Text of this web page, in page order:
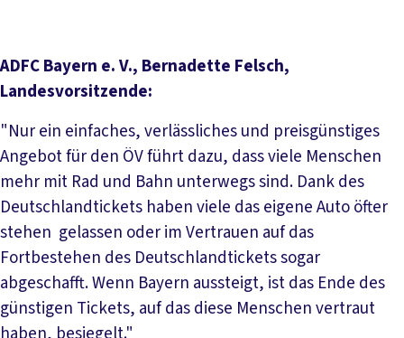
ADFC Bayern e. V., Bernadette Felsch,
Landesvorsitzende:
"Nur ein einfaches, verlässliches und preisgünstiges
Angebot für den ÖV führt dazu, dass viele Menschen
mehr mit Rad und Bahn unterwegs sind. Dank des
Deutschlandtickets haben viele das eigene Auto öfter
stehen gelassen oder im Vertrauen auf das
Fortbestehen des Deutschlandtickets sogar
abgeschafft. Wenn Bayern aussteigt, ist das Ende des
günstigen Tickets, auf das diese Menschen vertraut